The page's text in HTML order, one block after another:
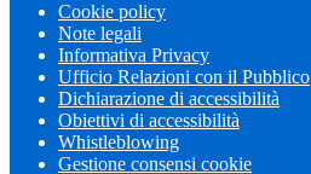
Cookie policy
Note legali
Informativa Privacy
Ufficio Relazioni con il Pubblico
Dichiarazione di accessibilità
Obiettivi di accessibilità
Whistleblowing
Gestione consensi cookie